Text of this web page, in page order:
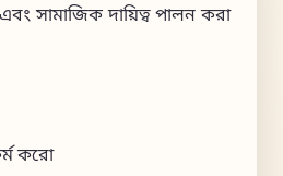
সামাজিক দায়িত্ব পালন করা
করো